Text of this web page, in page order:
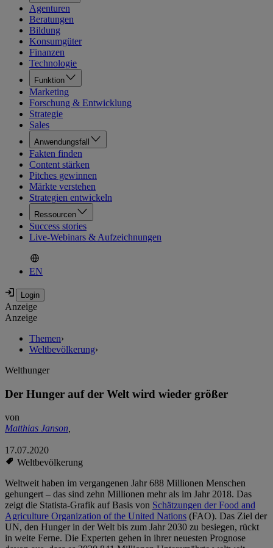
Agenturen
Beratungen
Bildung
Konsumgüter
Finanzen
Technologie
Funktion
Marketing
Forschung & Entwicklung
Strategie
Sales
Anwendungsfall
Fakten finden
Content stärken
Pitches gewinnen
Märkte verstehen
Strategien entwickeln
Ressourcen
Success stories
Live-Webinars & Aufzeichnungen
EN
Anzeige
Anzeige
Themen›
Weltbevölkerung›
Welthunger
Der Hunger auf der Welt wird wieder größer
von
Matthias Janson,
17.07.2020
Weltbevölkerung
Weltweit haben im vergangenen Jahr 688 Millionen Menschen
gehungert – das sind zehn Millionen mehr als im Jahr 2018. Das
zeigt die Statista-Grafik auf Basis von Schätzungen der Food and
Agriculture Organization of the United Nations (FAO). Das Ziel der
UN, den Hunger in der Welt bis zum Jahr 2030 zu besiegen, rückt
in weite Ferne. Die Experten gehen in ihrer neuesten Prognose